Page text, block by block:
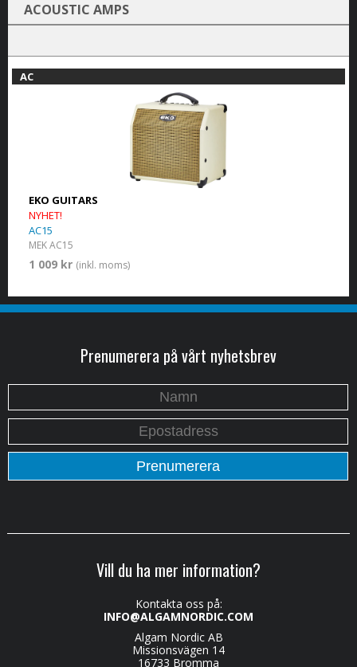
ACOUSTIC AMPS
AC
EKO GUITARS
NYHET!
AC15
MEK AC15
1 009 kr (inkl. moms)
Prenumerera på vårt nyhetsbrev
Vill du ha mer information?
Kontakta oss på:
INFO@ALGAMNORDIC.COM
Algam Nordic AB
Missionsvägen 14
16733 Bromma